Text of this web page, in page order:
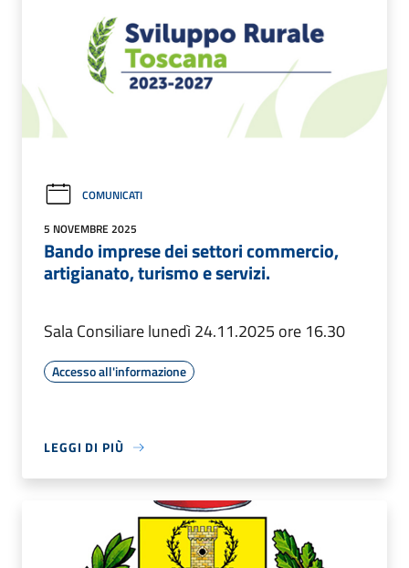
COMUNICATI
5 NOVEMBRE 2025
Bando imprese dei settori commercio,
artigianato, turismo e servizi.
Sala Consiliare lunedì 24.11.2025 ore 16.30
Accesso all'informazione
LEGGI DI PIÙ